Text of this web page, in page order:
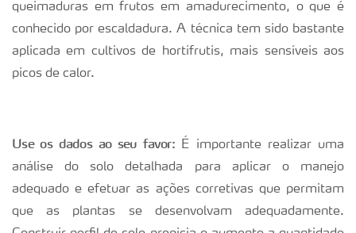
queimaduras em frutos em amadurecimento, o que é
conhecido por escaldadura. A técnica tem sido bastante
aplicada em cultivos de hortifrutis, mais sensíveis aos
picos de calor.
Use os dados ao seu favor: É importante realizar uma
análise do solo detalhada para aplicar o manejo
adequado e efetuar as ações corretivas que permitam
que as plantas se desenvolvam adequadamente.